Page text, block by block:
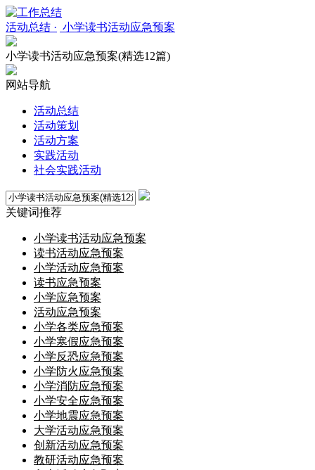
活动总结 · 小学读书活动应急预案
小学读书活动应急预案(精选12篇)
网站导航
活动总结
活动策划
活动方案
实践活动
社会实践活动
关键词推荐
小学读书活动应急预案
读书活动应急预案
小学活动应急预案
读书应急预案
小学应急预案
活动应急预案
小学各类应急预案
小学寒假应急预案
小学反恐应急预案
小学防火应急预案
小学消防应急预案
小学安全应急预案
小学地震应急预案
大学活动应急预案
创新活动应急预案
教研活动应急预案